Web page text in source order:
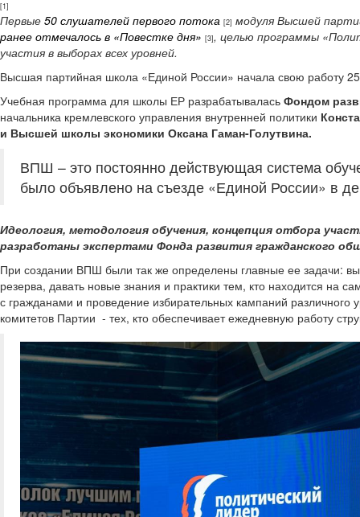
[1]
Первые 50 слушателей первого потока [2] модуля Высшей
ранее отмечалось в «Повестке дня» [3], целью программы
участия в выборах всех уровней.
Высшая партийная школа «Единой России» начала свою работу
Учебная программа для школы ЕР разрабатывалась Фондом
начальника кремлевского управления внутренней политики
и Высшей школы экономики Оксана Гаман-Голутвина.
ВПШ – это постоянно действующая система
было объявлено на съезде «Единой России» в
Идеология, методология обучения, концепция отбора
разработаны экспертами Фонда развития гражданского
При создании ВПШ были так же определены главные ее задачи:
резерва, давать новые знания и практики тем, кто находится на
с гражданами и проведение избирательных кампаний
комитетов Партии - тех, кто обеспечивает ежедневную работу